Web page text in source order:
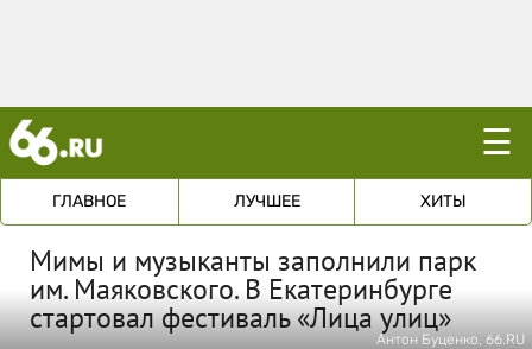
☰
ГЛАВНОЕ ЛУЧШЕЕ ХИТЫ
Мимы и музыканты заполнили парк
им. Маяковского. В Екатеринбурге
стартовал фестиваль «Лица улиц»
Антон Буценко, 66.RU